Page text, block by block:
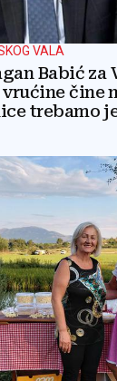
VALA
Babić za
čine
trebamo